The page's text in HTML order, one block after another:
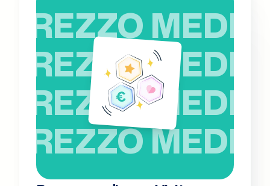
PREZZO MEDIO
PREZZO MEDIO
PREZZO MEDIO
PREZZO MEDIO